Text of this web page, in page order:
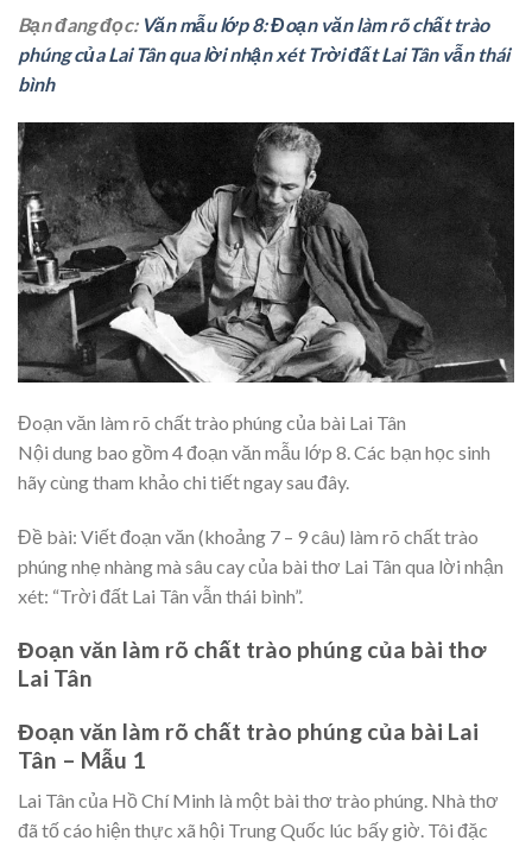
Bạn đang đọc: Văn mẫu lớp 8: Đoạn văn làm rõ chất trào
phúng của Lai Tân qua lời nhận xét Trời đất Lai Tân vẫn thái
bình
Đoạn văn làm rõ chất trào phúng của bài Lai Tân
Nội dung bao gồm 4 đoạn văn mẫu lớp 8. Các bạn học sinh
hãy cùng tham khảo chi tiết ngay sau đây.
Đề bài: Viết đoạn văn (khoảng 7 – 9 câu) làm rõ chất trào
phúng nhẹ nhàng mà sâu cay của bài thơ Lai Tân qua lời nhận
xét: “Trời đất Lai Tân vẫn thái bình”.
Đoạn văn làm rõ chất trào phúng của bài thơ
Lai Tân
Đoạn văn làm rõ chất trào phúng của bài Lai
Tân – Mẫu 1
Lai Tân của Hồ Chí Minh là một bài thơ trào phúng. Nhà thơ
đã tố cáo hiện thực xã hội Trung Quốc lúc bấy giờ. Tôi đặc